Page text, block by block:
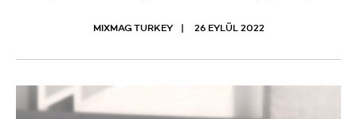
MIXMAG TURKEY 26 EYLÜL 2022